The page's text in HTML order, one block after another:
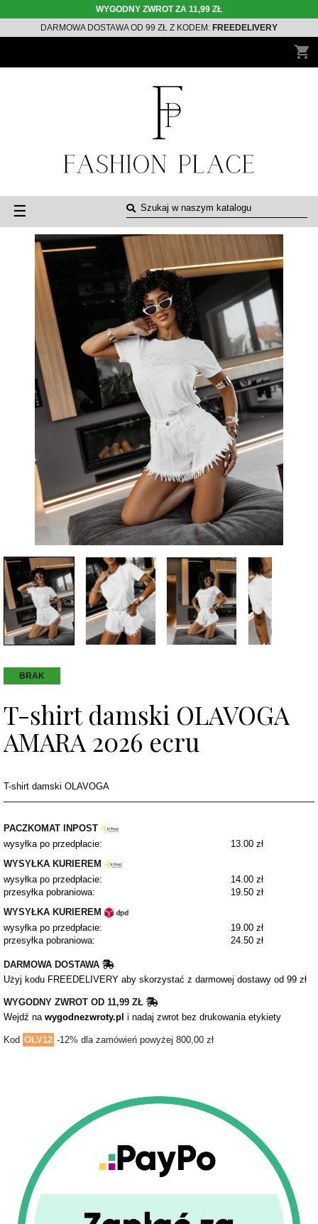
WYGODNY ZWROT ZA 11,99 ZŁ
DARMOWA DOSTAWA OD 99 ZŁ Z KODEM: FREEDELIVERY
shopping_cart
Toggle
navigation
☰
BRAK
T-shirt damski OLAVOGA
AMARA 2026 ecru
T-shirt damski OLAVOGA
PACZKOMAT INPOST
wysyłka po przedpłacie:
13.00 zł
WYSYŁKA KURIEREM
wysyłka po przedpłacie:
14.00 zł
przesyłka pobraniowa:
19.50 zł
WYSYŁKA KURIEREM
wysyłka po przedpłacie:
19.00 zł
przesyłka pobraniowa:
24.50 zł
DARMOWA DOSTAWA
Użyj kodu FREEDELIVERY aby skorzystać z darmowej dostawy od 99 zł
WYGODNY ZWROT OD 11,99 ZŁ
Wejdź na wygodnezwroty.pl i nadaj zwrot bez drukowania etykiety
Kod OLV12 -12% dla zamówień powyżej 800,00 zł